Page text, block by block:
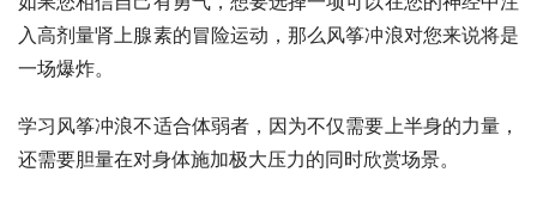
入高剂量肾上腺素的冒险运动，那么风筝冲浪对您来说将是
一场爆炸。
学习风筝冲浪不适合体弱者，因为不仅需要上半身的力量，
还需要胆量在对身体施加极大压力的同时欣赏场景。